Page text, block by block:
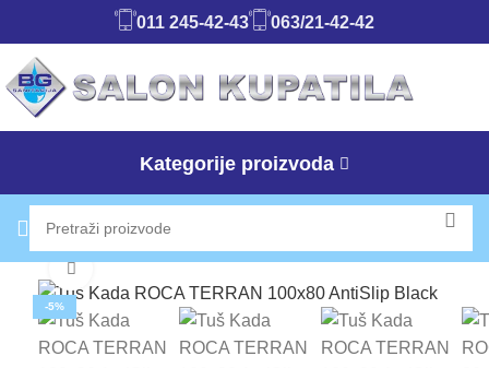
011 245-42-43 063/21-42-42
Kategorije proizvoda
-5%